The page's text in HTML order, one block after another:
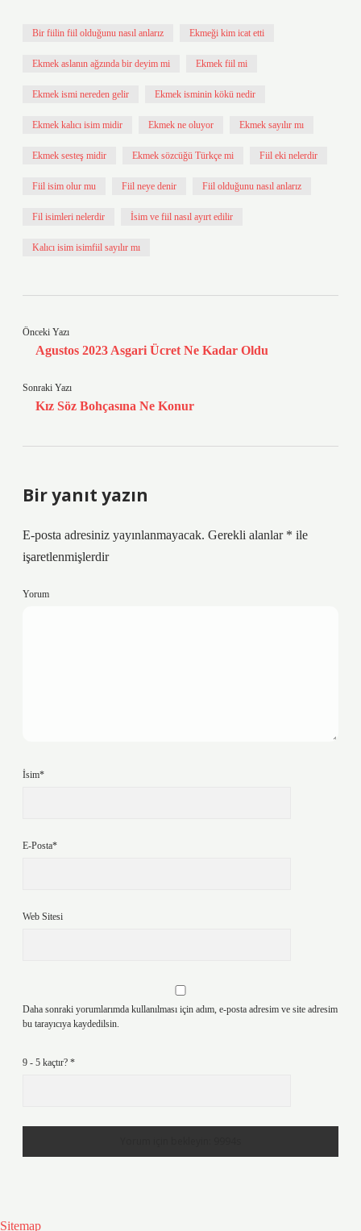
Bir fiilin fiil olduğunu nasıl anlarız Ekmeği kim icat etti
Ekmek aslanın ağzında bir deyim mi Ekmek fiil mi
Ekmek ismi nereden gelir Ekmek isminin kökü nedir
Ekmek kalıcı isim midir Ekmek ne oluyor Ekmek sayılır mı
Ekmek sesteş midir Ekmek sözcüğü Türkçe mi Fiil eki nelerdir
Fiil isim olur mu Fiil neye denir Fiil olduğunu nasıl anlarız
Fil isimleri nelerdir İsim ve fiil nasıl ayırt edilir
Kalıcı isim isimfiil sayılır mı
Önceki Yazı
Agustos 2023 Asgari Ücret Ne Kadar Oldu
Sonraki Yazı
Kız Söz Bohçasına Ne Konur
Bir yanıt yazın
E-posta adresiniz yayınlanmayacak. Gerekli alanlar * ile
işaretlenmişlerdir
Yorum
İsim*
E-Posta*
Web Sitesi
Daha sonraki yorumlarımda kullanılması için adım, e-posta adresim ve site adresim
bu tarayıcıya kaydedilsin.
9 - 5 kaçtır? *
Sitemap